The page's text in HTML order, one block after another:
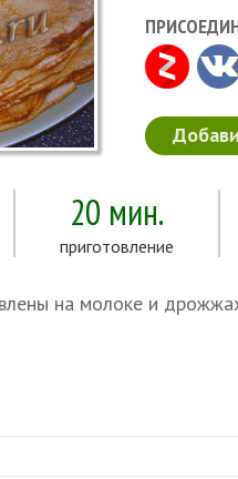
20 мин.
приготовление
на молоке и